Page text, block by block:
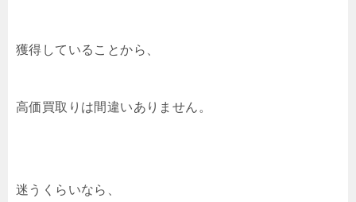
獲得していることから、
高価買取りは間違いありません。
迷うくらいなら、